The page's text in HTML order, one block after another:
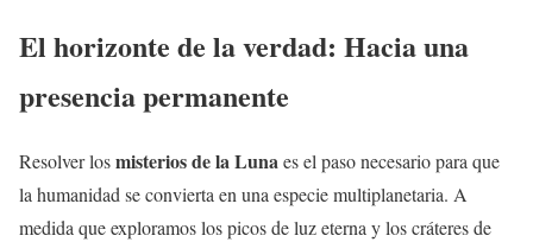
El horizonte de la verdad: Hacia una
presencia permanente
Resolver losmisterios de la Lunaes el paso necesario para que
la humanidad se convierta en una especie multiplanetaria. A
medida que exploramos los picos de luz eterna y los cráteres de